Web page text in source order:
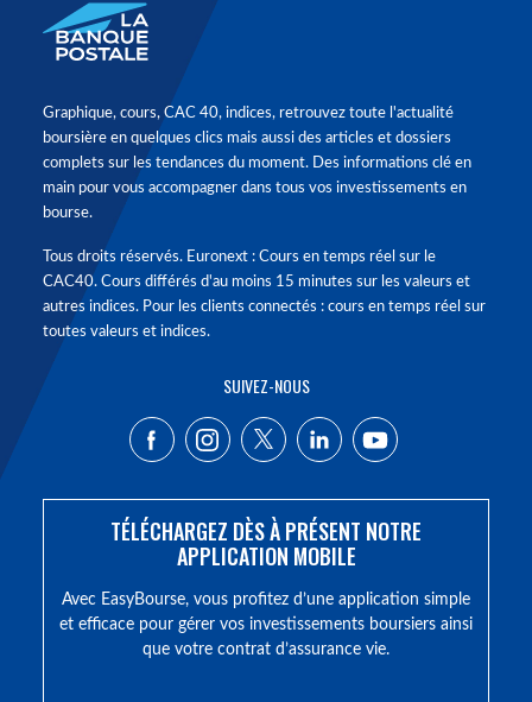
Graphique, cours, CAC 40, indices, retrouvez toute l'actualité
boursière en quelques clics mais aussi des articles et dossiers
complets sur les tendances du moment. Des informations clé en
main pour vous accompagner dans tous vos investissements en
bourse.
Tous droits réservés. Euronext : Cours en temps réel sur le
CAC40. Cours différés d'au moins 15 minutes sur les valeurs et
autres indices. Pour les clients connectés : cours en temps réel sur
toutes valeurs et indices.
SUIVEZ-NOUS
TÉLÉCHARGEZ DÈS À PRÉSENT NOTRE
APPLICATION MOBILE
Avec EasyBourse, vous profitez d’une application simple
et efficace pour gérer vos investissements boursiers ainsi
que votre contrat d’assurance vie.